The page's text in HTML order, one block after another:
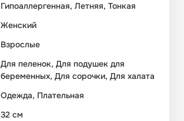
Гипоаллергенная, Летняя, Тонкая
Женский
Взрослые
Для пеленок, Для подушек для
беременных, Для сорочки, Для халата
Одежда, Плательная
32 см